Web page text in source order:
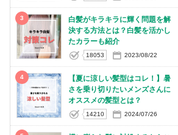
3
白髪がキラキラに輝く問題を解
決する方法とは？白髪を活かし
たカラーも紹介
18053 2023/08/22
4
【夏に涼しい髪型はコレ！】暑
さを乗り切りたいメンズさんに
オススメの髪型とは？
14210 2024/07/26